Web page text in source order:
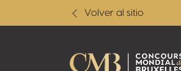
Volver al sitio